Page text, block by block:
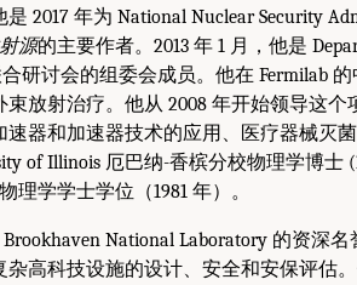
2017 年为 National Nuclear Security
源的主要作者。2013 年 1 月，他是
研讨会的组委会成员。他在 Fermilab
放射治疗。他从 2008 年开始领导这个
器和加速器技术的应用、医疗器械灭
of Illinois 厄巴纳-香槟分校物理学博士
理学学士学位（1981 年）。
Brookhaven National Laboratory 的资深
杂高科技设施的设计、安全和安保评估